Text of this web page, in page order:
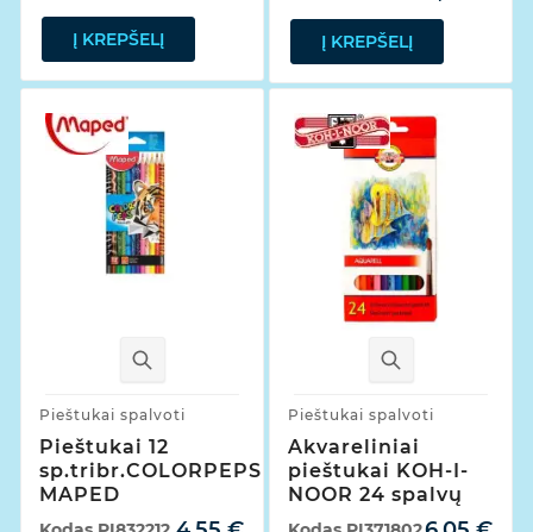
Į KREPŠELĮ Į KREPŠELĮ
Pieštukai spalvoti
Pieštukai 12
sp.tribr.COLORPEPS
MAPED
Pieštukai spalvoti
Akvareliniai
pieštukai KOH-I-
NOOR 24 spalvų